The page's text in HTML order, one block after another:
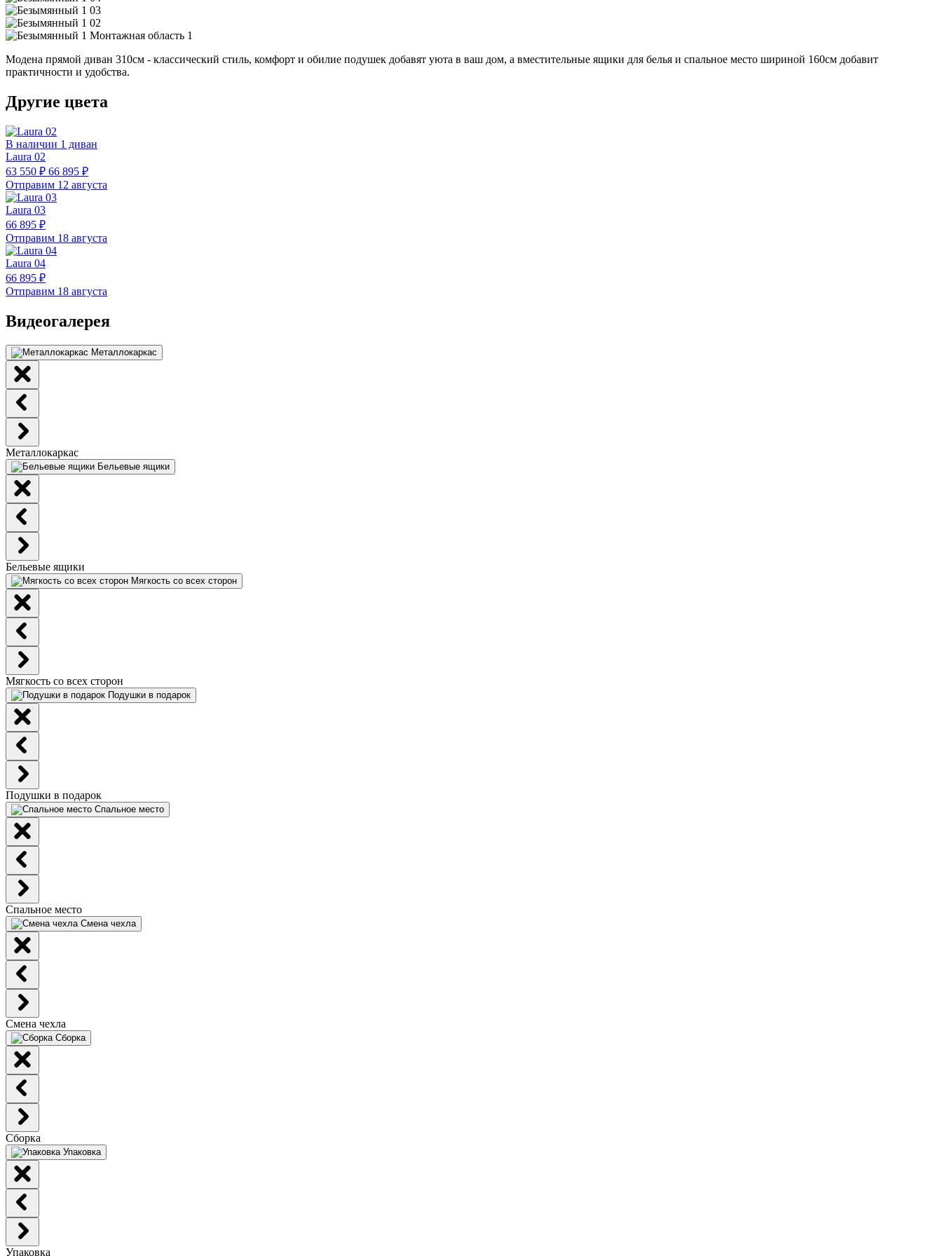
Модена прямой диван 310см - классический стиль, комфорт и обилие подушек добавят уюта в ваш дом, а вместительные ящики для белья и спальное место шириной 160см добавит
практичности и удобства.
Другие цвета
В наличии 1 диван
Laura 02
63 550 ₽ 66 895 ₽
Отправим 12 августа
Laura 03
66 895 ₽
Отправим 18 августа
Laura 04
66 895 ₽
Отправим 18 августа
Видеогалерея
Металлокаркас
Металлокаркас
Бельевые ящики
Бельевые ящики
Мягкость со всех сторон
Мягкость со всех сторон
Подушки в подарок
Подушки в подарок
Спальное место
Спальное место
Смена чехла
Смена чехла
Сборка
Сборка
Упаковка
Упаковка